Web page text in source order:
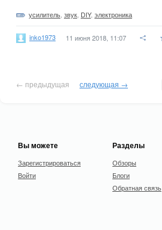
усилитель звук DIY, электроника
inko1973 11 июня 2018, 11:07
← предыдущая следующая →
Вы можете
Зарегистрироваться
Войти
Разделы
Обзоры
Блоги
Обратная связь